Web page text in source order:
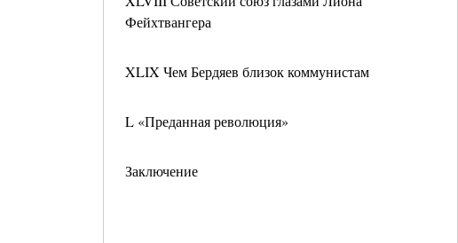
Фейхтвангера
XLIX Чем Бердяев близок коммунистам
L «Преданная революция»
Заключение